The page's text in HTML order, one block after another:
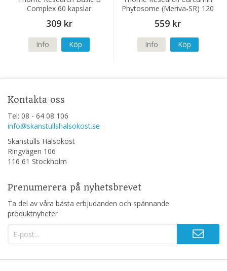
Complex 60 kapslar
309 kr
Info Köp
Phytosome (Meriva-SR) 120
kapslar
559 kr
Info Köp
Kontakta oss
Tel: 08 - 64 08 106
info@skanstullshalsokost.se
Skanstulls Hälsokost
Ringvägen 106
116 61 Stockholm
Prenumerera på nyhetsbrevet
Ta del av våra bästa erbjudanden och spännande
produktnyheter